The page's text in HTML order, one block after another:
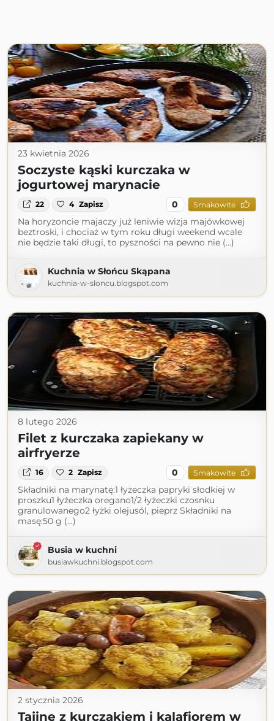
23 kwietnia 2026
Soczyste kąski kurczaka w
jogurtowej marynacie
22 4 Zapisz 0 Smakowite
Na horyzoncie majaczy już leniwie wizja majówkowej
beztroski, i chociaż w tym roku długi weekend wcale
nie będzie taki długi, to pyszności na pewno nie (...)
Kuchnia w Słońcu Skąpana
kuchnia-w-sloncu.blogspot.com
8 lutego 2026
Filet z kurczaka zapiekany w
airfryerze
16 2 Zapisz 0 Smakowite
Składniki na marynatę:1 łyżeczka papryki słodkiej w
proszku1 łyżeczka oregano1/2 łyżeczki czosnku
granulowanego2 łyżki olejusól, pieprz Składniki na
masę:50 g (...)
Busia w kuchni
busiawkuchni.blogspot.com
2 stycznia 2026
Tajine z kurczakiem i kalafiorem w